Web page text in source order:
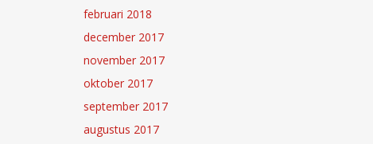
februari 2018
december 2017
november 2017
oktober 2017
september 2017
augustus 2017